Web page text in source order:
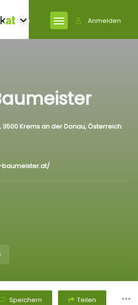
Anmelden
Krems an der Donau, Österreich
Speichern Teilen